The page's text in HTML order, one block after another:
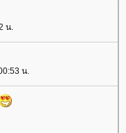
น.
น.